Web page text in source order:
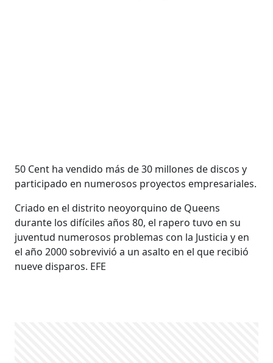
50 Cent ha vendido más de 30 millones de discos y
participado en numerosos proyectos empresariales.
Criado en el distrito neoyorquino de Queens
durante los difíciles años 80, el rapero tuvo en su
juventud numerosos problemas con la Justicia y en
el año 2000 sobrevivió a un asalto en el que recibió
nueve disparos. EFE